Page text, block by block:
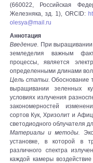
(660022, Российская
Железняка, зд. 1), ORCID:
olesya@mail.ru
Аннотация
Введение. При выращивании
земледелия важным
процессы, является
определенными длинами
Цель статьи. Обоснование
выращивании зеленных
условиях излучения
закономерностей
сортов Кук, Хризолит и
светодиодного облучателя
Материалы и методы.
установке, в которой в
различного спектра
каждой камеры